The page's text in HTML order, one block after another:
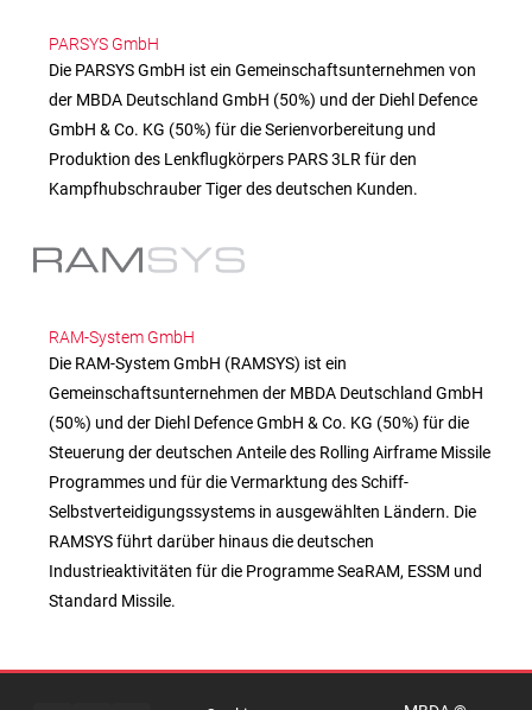
PARSYS GmbH
Die PARSYS GmbH ist ein Gemeinschaftsunternehmen von
der MBDA Deutschland GmbH (50%) und der Diehl Defence
GmbH & Co. KG (50%) für die Serienvorbereitung und
Produktion des Lenkflugkörpers PARS 3LR für den
Kampfhubschrauber Tiger des deutschen Kunden.
RAM-System GmbH
Die RAM-System GmbH (RAMSYS) ist ein
Gemeinschaftsunternehmen der MBDA Deutschland GmbH
(50%) und der Diehl Defence GmbH & Co. KG (50%) für die
Steuerung der deutschen Anteile des Rolling Airframe Missile
Programmes und für die Vermarktung des Schiff-
Selbstverteidigungssystems in ausgewählten Ländern. Die
RAMSYS führt darüber hinaus die deutschen
Industrieaktivitäten für die Programme SeaRAM, ESSM und
Standard Missile.
Impressum